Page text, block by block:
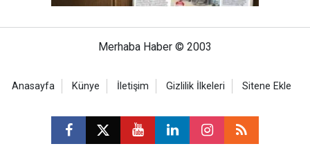
Merhaba Haber © 2003
Anasayfa Künye İletişim Gizlilik İlkeleri Sitene Ekle